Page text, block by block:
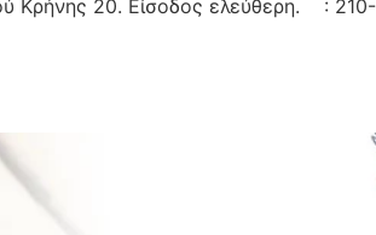
Κρήνης 20. Είσοδος ελεύθερη. :